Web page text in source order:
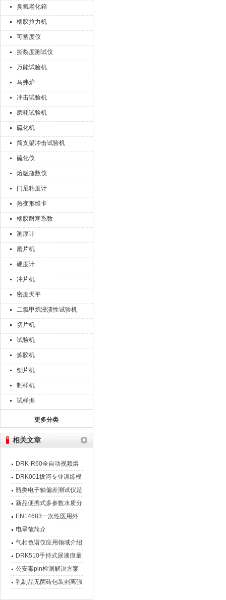
臭氧老化箱
橡胶拉力机
可塑度仪
撕裂度测试仪
万能试验机
马弗炉
冲击试验机
磨耗试验机
硫化机
简支梁冲击试验机
硫化仪
熔融指数仪
门尼粘度计
热变形维卡
橡胶耐寒系数
测厚计
磨片机
硬度计
冲片机
密度天平
二氯甲烷浸渍性试验机
切片机
试验机
炼胶机
刨片机
制样机
试样据
更多分类
相关文章
DRK-R60全自动视频熔
点仪 设备介绍
DRK001拔河专业训练模
拟机 新品介绍
瓶类电子轴偏差测试仪是
一款什么设备
新品便携式多参数水质分
析仪设备介绍
EN14683一次性医用外
科口罩标准测试要求
电晕笔简介
气相色谱仪应用领域介绍
DRK510手持式尿液痕量
检测仪
公安毒pin检测解决方案
乳制品无菌砖包装剥离强